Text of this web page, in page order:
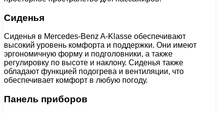
Сиденья
Сиденья в Mercedes-Benz A-Klasse обеспечивают
высокий уровень комфорта и поддержки. Они имеют
эргономичную форму и подголовники, а также
регулировку по высоте и наклону. Сиденья также
обладают функцией подогрева и вентиляции, что
обеспечивает комфорт в любую погоду.
Панель приборов